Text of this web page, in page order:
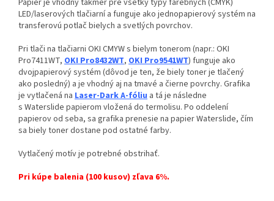
Papier je vhodný takmer pre všetky typy farebných (CMYK)
LED/laserových tlačiarní a funguje ako jednopapierový systém na
transferovú potlač bielych a svetlých povrchov.
Pri tlači na tlačiarni OKI CMYW s bielym tonerom (napr.: OKI
Pro7411WT, OKI Pro8432WT, OKI Pro9541WT) funguje ako
dvojpapierový systém (dôvod je ten, že biely toner je tlačený
ako posledný) a je vhodný aj na tmavé a čierne povrchy. Grafika
je vytlačená na Laser-Dark A-fóliu a tá je následne
s Waterslide papierom vložená do termolisu. Po oddelení
papierov od seba, sa grafika prenesie na papierWaterslide, čím
sa biely toner dostane pod ostatné farby.
Vytlačený motív je potrebné obstrihať.
Pri kúpe balenia (100 kusov) zľava 6%.